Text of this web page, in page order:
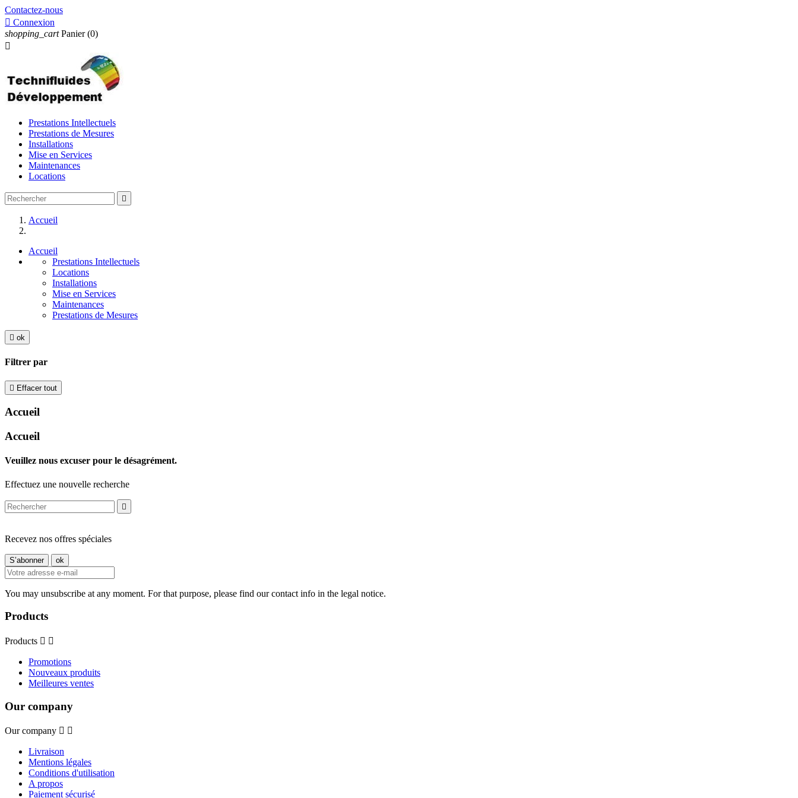
Contactez-nous
 Connexion
shopping_cart Panier (0)

Prestations Intellectuels
Prestations de Mesures
Installations
Mise en Services
Maintenances
Locations

Accueil
Accueil
Prestations Intellectuels
Locations
Installations
Mise en Services
Maintenances
Prestations de Mesures
 ok
Filtrer par
 Effacer tout
Accueil
Accueil
Veuillez nous excuser pour le désagrément.
Effectuez une nouvelle recherche

Recevez nos offres spéciales
You may unsubscribe at any moment. For that purpose, please find our contact info in the legal notice.
Products
Products  
Promotions
Nouveaux produits
Meilleures ventes
Our company
Our company  
Livraison
Mentions légales
Conditions d'utilisation
A propos
Paiement sécurisé